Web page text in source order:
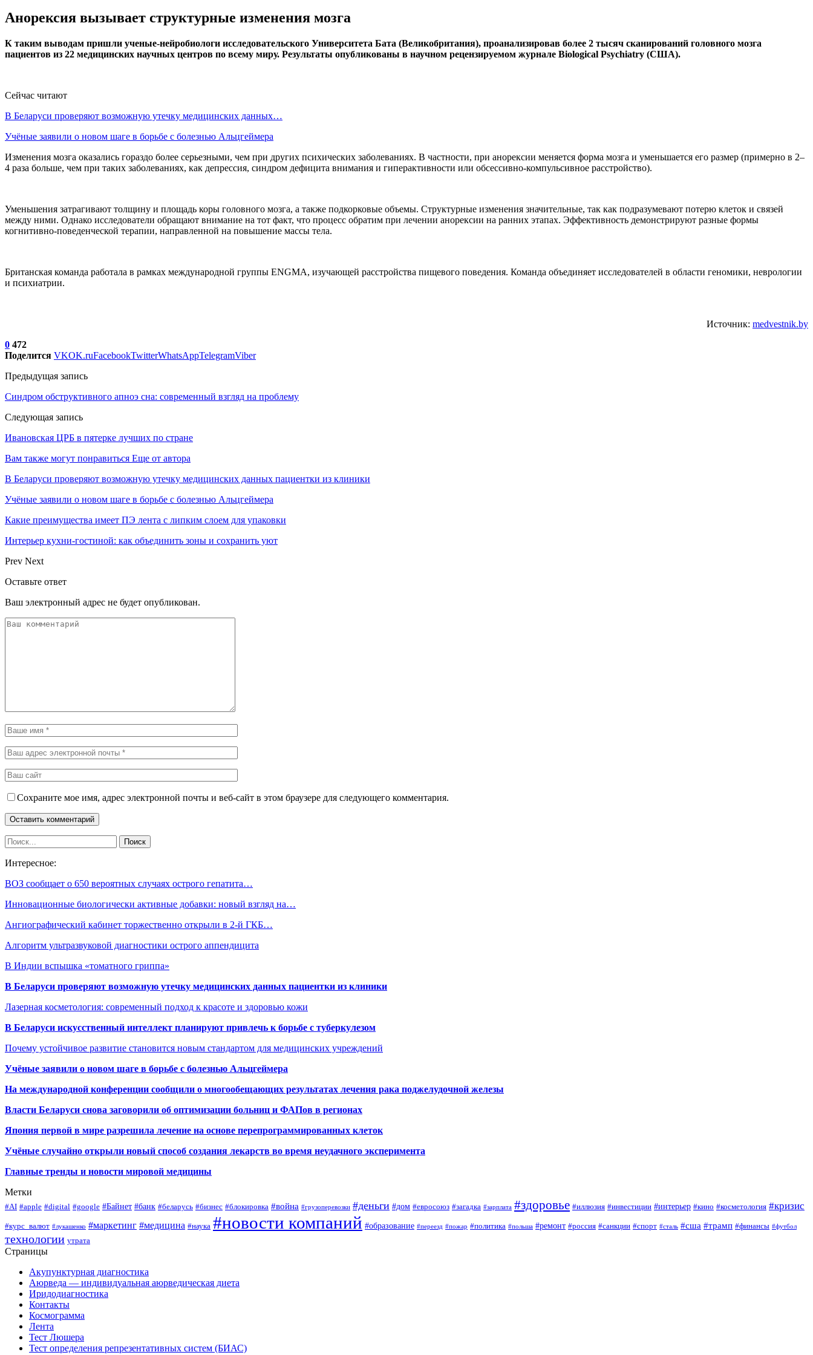
Анорексия вызывает структурные изменения мозга
К таким выводам пришли ученые-нейробиологи исследовательского Университета Бата (Великобритания), проанализировав более 2 тысяч сканирований головного мозга
пациентов из 22 медицинских научных центров по всему миру. Результаты опубликованы в научном рецензируемом журнале Biological Psychiatry (США).
Сейчас читают
В Беларуси проверяют возможную утечку медицинских данных…
Учёные заявили о новом шаге в борьбе с болезнью Альцгеймера
Изменения мозга оказались гораздо более серьезными, чем при других психических заболеваниях. В частности, при анорексии меняется форма мозга и уменьшается его размер (примерно в 2–
4 раза больше, чем при таких заболеваниях, как депрессия, синдром дефицита внимания и гиперактивности или обсессивно-компульсивное расстройство).
Уменьшения затрагивают толщину и площадь коры головного мозга, а также подкорковые объемы. Структурные изменения значительные, так как подразумевают потерю клеток и связей
между ними. Однако исследователи обращают внимание на тот факт, что процесс обратим при лечении анорексии на ранних этапах. Эффективность демонстрируют разные формы
когнитивно-поведенческой терапии, направленной на повышение массы тела.
Британская команда работала в рамках международной группы ENGMA, изучающей расстройства пищевого поведения. Команда объединяет исследователей в области геномики, неврологии
и психиатрии.
Источник: medvestnik.by
0 472
Поделится VKOK.ruFacebookTwitterWhatsAppTelegramViber
Предыдущая запись
Синдром обструктивного апноэ сна: современный взгляд на проблему
Следующая запись
Ивановская ЦРБ в пятерке лучших по стране
Вам также могут понравиться Еще от автора
В Беларуси проверяют возможную утечку медицинских данных пациентки из клиники
Учёные заявили о новом шаге в борьбе с болезнью Альцгеймера
Какие преимущества имеет ПЭ лента с липким слоем для упаковки
Интерьер кухни-гостиной: как объединить зоны и сохранить уют
Prev Next
Оставьте ответ
Ваш электронный адрес не будет опубликован.
Сохраните мое имя, адрес электронной почты и веб-сайт в этом браузере для следующего комментария.
Интересное:
ВОЗ сообщает о 650 вероятных случаях острого гепатита…
Инновационные биологически активные добавки: новый взгляд на…
Ангиографический кабинет торжественно открыли в 2-й ГКБ…
Алгоритм ультразвуковой диагностики острого аппендицита
В Индии вспышка «томатного гриппа»
В Беларуси проверяют возможную утечку медицинских данных пациентки из клиники
Лазерная косметология: современный подход к красоте и здоровью кожи
В Беларуси искусственный интеллект планируют привлечь к борьбе с туберкулезом
Почему устойчивое развитие становится новым стандартом для медицинских учреждений
Учёные заявили о новом шаге в борьбе с болезнью Альцгеймера
На международной конференции сообщили о многообещающих результатах лечения рака поджелудочной железы
Власти Беларуси снова заговорили об оптимизации больниц и ФАПов в регионах
Япония первой в мире разрешила лечение на основе перепрограммированных клеток
Учёные случайно открыли новый способ создания лекарств во время неудачного эксперимента
Главные тренды и новости мировой медицины
Метки
#AI #apple #digital #google #Байнет #банк #беларусь #бизнес #блокировка #война #грузоперевозки #деньги #дом #евросоюз #загадка #зарплата #здоровье #иллюзия #инвестиции #интерьер #кино #косметология #кризис
#курс_валют #лукашенко #маркетинг #медицина #наука #новости компаний #образование #переезд #пожар #политика #польша #ремонт #россия #санкции #спорт #сталь #сша #трамп #финансы #футбол
технологии утрата
Страницы
Акупунктурная диагностика
Аюрведа — индивидуальная аюрведическая диета
Иридодиагностика
Контакты
Космограмма
Лента
Тест Люшера
Тест определения репрезентативных систем (БИАС)